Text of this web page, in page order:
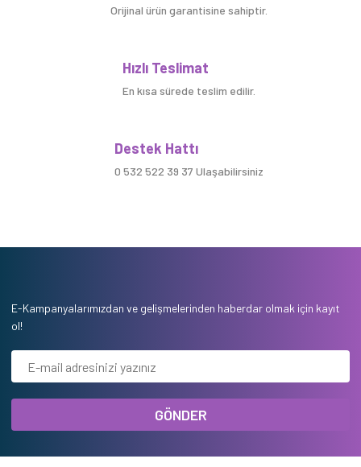
Orijinal ürün garantisine sahiptir.
Hızlı Teslimat
En kısa sürede teslim edilir.
Destek Hattı
0 532 522 39 37 Ulaşabilirsiniz
E-Kampanyalarımızdan ve gelişmelerinden haberdar olmak için kayıt
ol!
GÖNDER